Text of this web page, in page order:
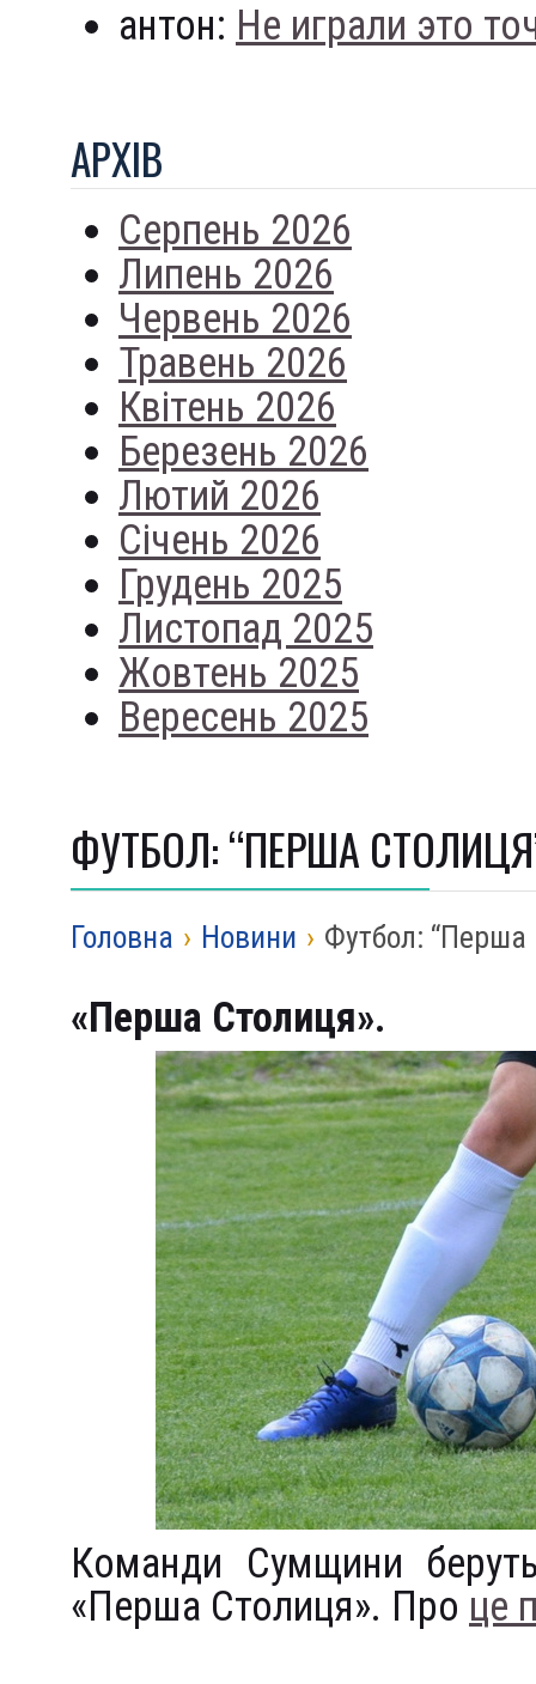
антон: Не играли это
АРХIВ
Серпень 2026
Липень 2026
Червень 2026
Травень 2026
Квітень 2026
Березень 2026
Лютий 2026
Січень 2026
Грудень 2025
Листопад 2025
Жовтень 2025
Вересень 2025
ФУТБОЛ: “ПЕРША
Головна › Новини › Футбол: “Перша
«Перша Столиця».
Команди Сумщини беруть
«Перша Столиця». Про це